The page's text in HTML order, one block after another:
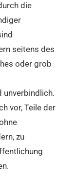
die
seitens des
oder grob
unverbindlich.
vor, Teile der
zu